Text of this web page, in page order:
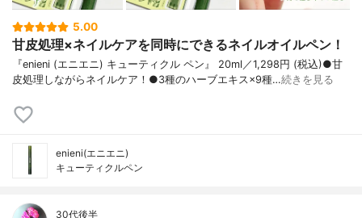
5.00
甘皮処理×ネイルケアを同時にできるネイルオイルペン！
『enieni (エニエニ) キューティクル ペン』 20ml／1,298円 (税込)●甘
皮処理しながらネイルケア！●3種のハーブエキス×9種…続きを見る
enieni(エニエニ)
キューティクルペン
30代後半